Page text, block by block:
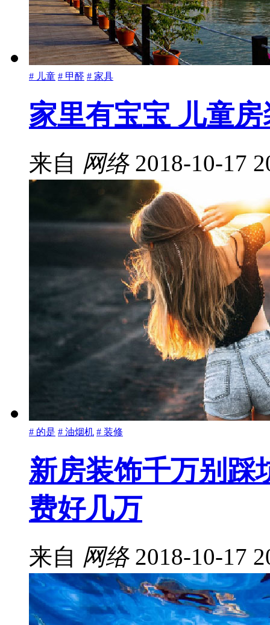
# 儿童 # 甲醛 # 家具
家里有宝宝 儿童
来自 网络 2018-10-17
# 的是 # 油烟机 # 装修
新房装饰千万别踩
费好几万
来自 网络 2018-10-17